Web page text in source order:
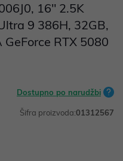
16" 2.5K
9 386H, 32GB,
RTX 5080
Dostupno po narudžbi
Šifra proizvoda:01312567